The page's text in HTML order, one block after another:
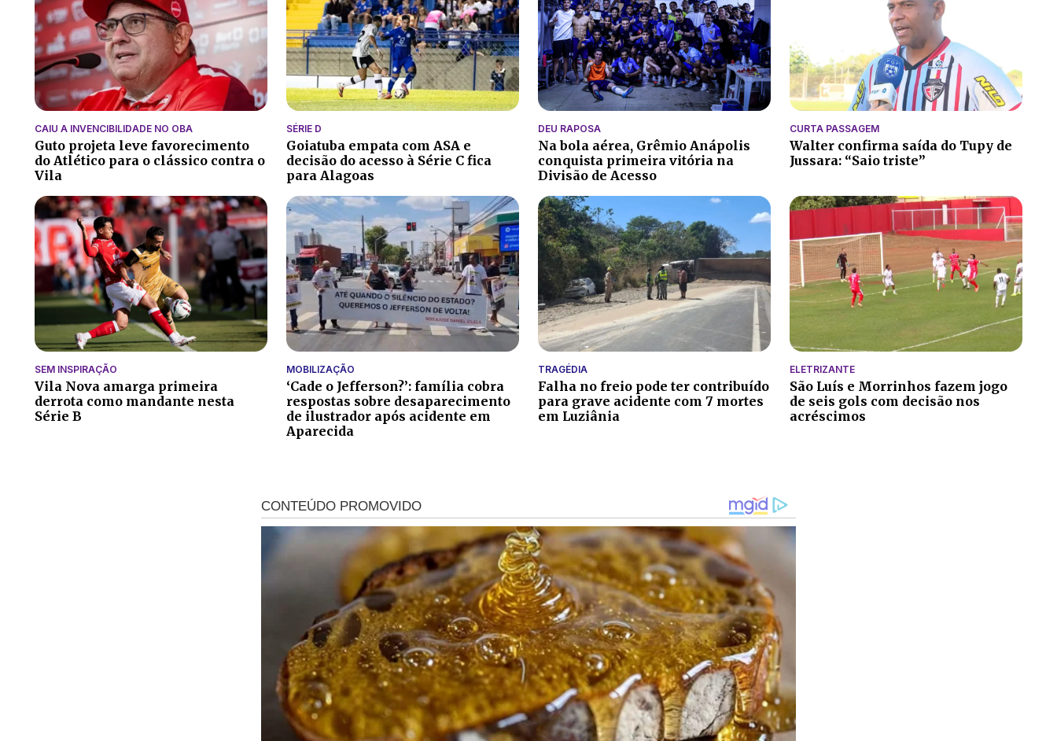
CAIU A INVENCIBILIDADE NO OBA
Guto projeta leve favorecimento
do Atlético para o clássico contra o
Vila
SÉRIE D
Goiatuba empata com ASA e
decisão do acesso à Série C fica
para Alagoas
DEU RAPOSA
Na bola aérea, Grêmio Anápolis
conquista primeira vitória na
Divisão de Acesso
CURTA PASSAGEM
Walter confirma saída do Tupy de
Jussara: “Saio triste”
SEM INSPIRAÇÃO
Vila Nova amarga primeira
derrota como mandante nesta
Série B
MOBILIZAÇÃO
‘Cade o Jefferson?’: família cobra
respostas sobre desaparecimento
de ilustrador após acidente em
Aparecida
TRAGÉDIA
Falha no freio pode ter contribuído
para grave acidente com 7 mortes
em Luziânia
ELETRIZANTE
São Luís e Morrinhos fazem jogo
de seis gols com decisão nos
acréscimos